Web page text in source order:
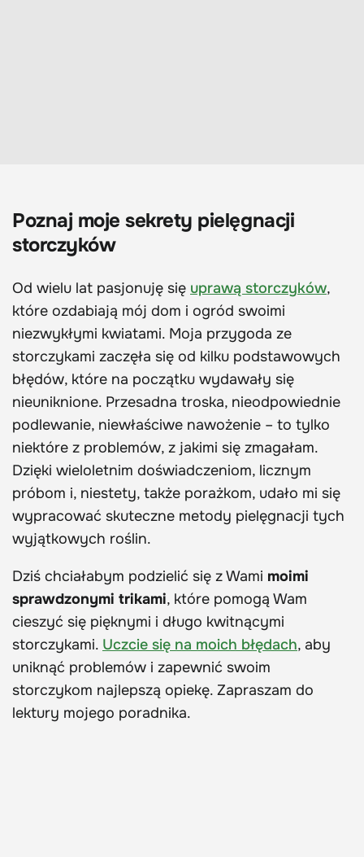
Poznaj moje sekrety pielęgnacji
storczyków
Od wielu lat pasjonuję się uprawą storczyków,
które ozdabiają mój dom i ogród swoimi
niezwykłymi kwiatami. Moja przygoda ze
storczykami zaczęła się od kilku podstawowych
błędów, które na początku wydawały się
nieuniknione. Przesadna troska, nieodpowiednie
podlewanie, niewłaściwe nawożenie – to tylko
niektóre z problemów, z jakimi się zmagałam.
Dzięki wieloletnim doświadczeniom, licznym
próbom i, niestety, także porażkom, udało mi się
wypracować skuteczne metody pielęgnacji tych
wyjątkowych roślin.
Dziś chciałabym podzielić się z Wami moimi
sprawdzonymi trikami, które pomogą Wam
cieszyć się pięknymi i długo kwitnącymi
storczykami. Uczcie się na moich błędach, aby
uniknąć problemów i zapewnić swoim
storczykom najlepszą opiekę. Zapraszam do
lektury mojego poradnika.